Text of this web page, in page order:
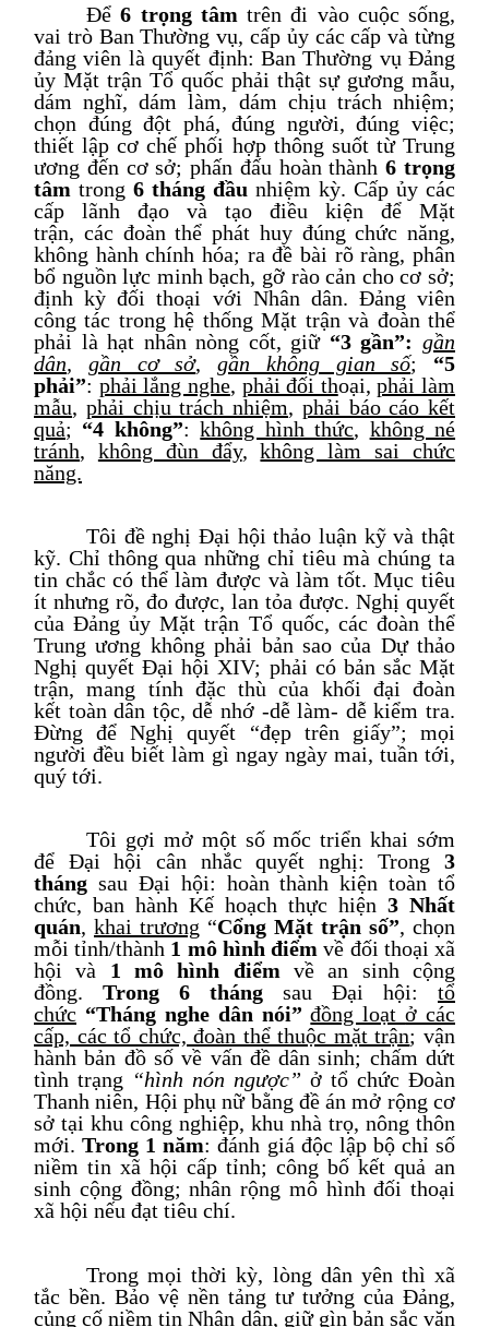
Để6 trọng tâm trên đi vào cuộc sống,
vai trò Ban Thường vụ, cấp ủy các cấp và từng
đảng viên là quyết định: Ban Thường vụ Đảng
ủy Mặt trận Tổ quốc phải thật sự gương mẫu,
dám nghĩ, dám làm, dám chịu trách nhiệm;
chọn đúng đột phá, đúng người, đúng việc;
thiết lập cơ chế phối hợp thông suốt từ Trung
ương đến cơ sở; phấn đấu hoàn thành6trọng
tâm trong 6 tháng đầu nhiệm kỳ. Cấp ủy các
cấp lãnh đạo và tạo điều kiện để Mặt
trận, các đoàn thể phát huy đúng chức năng,
không hành chính hóa; ra đề bài rõ ràng, phân
bổ nguồn lực minh bạch, gỡ rào cản cho cơ sở;
định kỳ đối thoại với Nhân dân. Đảng viên
công tác trong hệ thống Mặt trận và đoàn thể
phải là hạt nhân nòng cốt, giữ “3 gần”: gần
dân, gần cơ sở, gần không gian số; “5
phải”: phải lắng nghe, phải đối thoại,phải làm
mẫu, phải chịu trách nhiệm, phải báo cáo kết
quả; “4 không”:không hình thức, không né
tránh, không đùn đẩy,không làm sai chức
năng.
Tôi đề nghị Đại hội thảo luận kỹ và thật
kỹ. Chỉ thông qua những chỉ tiêu mà chúng ta
tin chắc có thể làm được và làm tốt. Mục tiêu
ít nhưng rõ, đo được, lan tỏa được. Nghị quyết
của Đảng ủy Mặt trận Tổ quốc, các đoàn thể
Trung ương không phải bản sao của Dự thảo
Nghị quyết Đại hội XIV; phải có bản sắc Mặt
trận, mang tính đặc thù của khối đại đoàn
kết toàn dân tộc, dễ nhớ -dễ làm- dễ kiểm tra.
Đừng đểNghị quyết “đẹp trên giấy”; mọi
người đều biết làm gì ngay ngày mai, tuần tới,
quý tới.
Tôi gợi mở một số mốc triển khai sớm
để Đại hội cân nhắc quyết nghị: Trong 3
tháng sau Đại hội: hoàn thành kiện toàn tổ
chức, ban hành Kế hoạch thực hiện 3 Nhất
quán, khai trương “Cổng Mặt trận số”, chọn
mỗi tỉnh/thành 1 mô hình điểm về đối thoại xã
hội và 1 mô hình điểmvề an sinh cộng
đồng. Trong 6 tháng sau Đại hội: tổ
chức “Tháng nghe dân nói” đồng loạtở các
cấp, các tổ chức, đoàn thể thuộc mặt trận; vận
hành bản đồsố về vấn đề dân sinh; chấm dứt
tình trạng “hình nón ngược” ở tổ chức Đoàn
Thanh niên, Hội phụ nữbằng đề án mở rộng cơ
sở tại khu công nghiệp, khu nhà trọ, nông thôn
mới.Trong 1 năm: đánh giá độc lập bộ chỉ số
niềm tin xã hội cấp tỉnh; công bố kết quả an
sinh cộng đồng; nhân rộng mô hình đối thoại
xã hội nếu đạt tiêu chí.
Trong mọi thời kỳ, lòng dân yên thì xã
tắc bền. Bảo vệ nền tảng tư tưởng của Đảng,
củng cố niềm tin Nhân dân, giữ gìn bản sắc văn